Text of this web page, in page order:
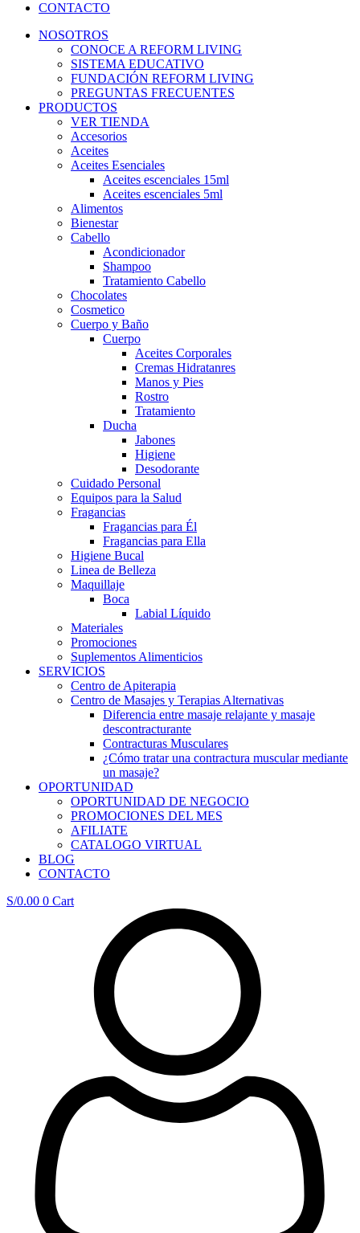
CONTACTO
NOSOTROS
CONOCE A REFORM LIVING
SISTEMA EDUCATIVO
FUNDACIÓN REFORM LIVING
PREGUNTAS FRECUENTES
PRODUCTOS
VER TIENDA
Accesorios
Aceites
Aceites Esenciales
Aceites escenciales 15ml
Aceites escenciales 5ml
Alimentos
Bienestar
Cabello
Acondicionador
Shampoo
Tratamiento Cabello
Chocolates
Cosmetico
Cuerpo y Baño
Cuerpo
Aceites Corporales
Cremas Hidratanres
Manos y Pies
Rostro
Tratamiento
Ducha
Jabones
Higiene
Desodorante
Cuidado Personal
Equipos para la Salud
Fragancias
Fragancias para Él
Fragancias para Ella
Higiene Bucal
Linea de Belleza
Maquillaje
Boca
Labial Líquido
Materiales
Promociones
Suplementos Alimenticios
SERVICIOS
Centro de Apiterapia
Centro de Masajes y Terapias Alternativas
Diferencia entre masaje relajante y masaje
descontracturante
Contracturas Musculares
¿Cómo tratar una contractura muscular mediante
un masaje?
OPORTUNIDAD
OPORTUNIDAD DE NEGOCIO
PROMOCIONES DEL MES
AFILIATE
CATALOGO VIRTUAL
BLOG
CONTACTO
S/0.00 0 Cart